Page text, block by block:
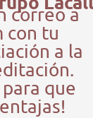
correo a
con tu
a la
que